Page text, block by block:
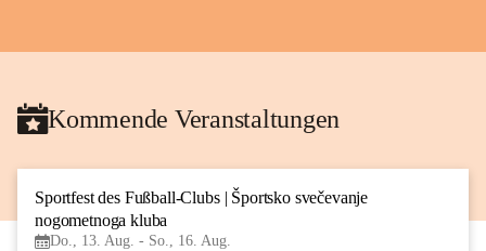
Kommende Veranstaltungen
Sportfest des Fußball-Clubs | Športsko svečevanje
nogometnoga kluba
Do., 13. Aug. - So., 16. Aug.